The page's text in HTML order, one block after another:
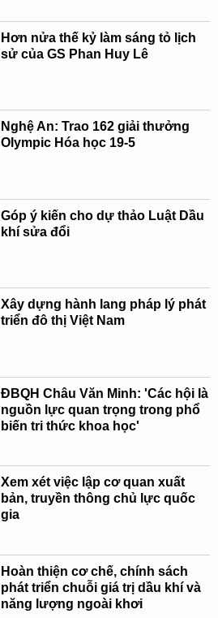
Hơn nửa thế kỷ làm sáng tỏ lịch
sử của GS Phan Huy Lê
Nghệ An: Trao 162 giải thưởng
Olympic Hóa học 19-5
Góp ý kiến cho dự thảo Luật Dầu
khí sửa đổi
Xây dựng hành lang pháp lý phát
triển đô thị Việt Nam
ĐBQH Châu Văn Minh: 'Các hội là
nguồn lực quan trọng trong phổ
biến tri thức khoa học'
Xem xét việc lập cơ quan xuất
bản, truyền thông chủ lực quốc
gia
Hoàn thiện cơ chế, chính sách
phát triển chuỗi giá trị dầu khí và
năng lượng ngoài khơi